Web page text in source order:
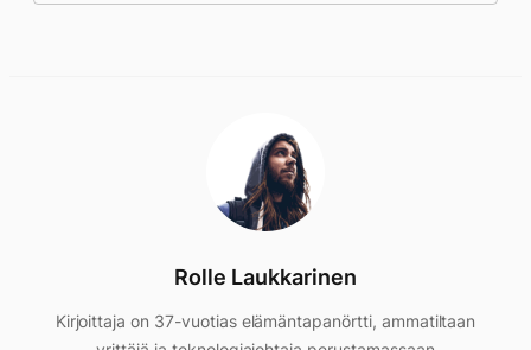
Rolle Laukkarinen
Kirjoittaja on 37-vuotias elämäntapanörtti, ammatiltaan